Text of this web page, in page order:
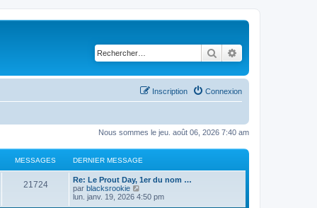
Rechercher
Connexion
Inscription
Nous sommes le jeu. août 06, 2026 7:40 am
MESSAGES DERNIER MESSAGE
21724
Re: Le Prout Day, 1er du nom …
par blacksrookie
o
lun. janv. 19, 2026 4:50 pm